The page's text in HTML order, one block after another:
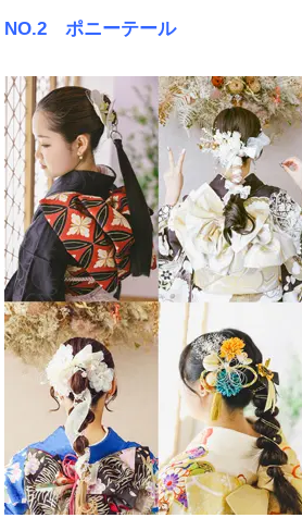
NO.2 ポニーテール